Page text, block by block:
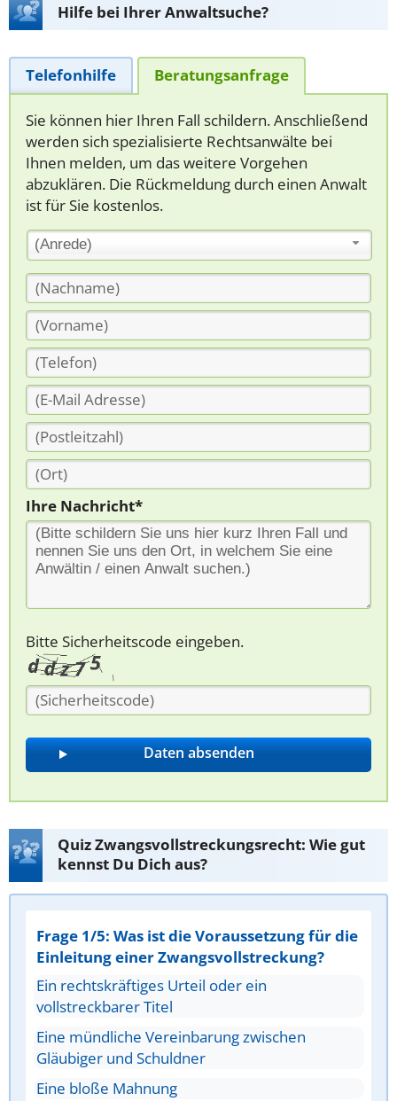
Hilfe bei Ihrer Anwaltsuche?
Telefonhilfe Beratungsanfrage
Sie können hier Ihren Fall schildern. Anschließend
werden sich spezialisierte Rechtsanwälte bei
Ihnen melden, um das weitere Vorgehen
abzuklären. Die Rückmeldung durch einen Anwalt
ist für Sie kostenlos.
(Anrede)
Ihre Nachricht*
Bitte Sicherheitscode eingeben.
Quiz Zwangsvollstreckungsrecht: Wie gut
kennst Du Dich aus?
Frage 1/5: Was ist die Voraussetzung für die
Einleitung einer Zwangsvollstreckung?
Ein rechtskräftiges Urteil oder ein
vollstreckbarer Titel
Eine mündliche Vereinbarung zwischen
Gläubiger und Schuldner
Eine bloße Mahnung